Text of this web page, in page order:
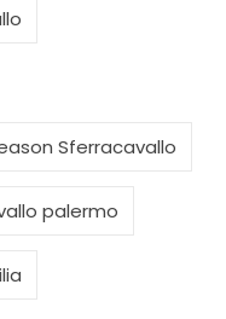
Sferracavallo
palermo